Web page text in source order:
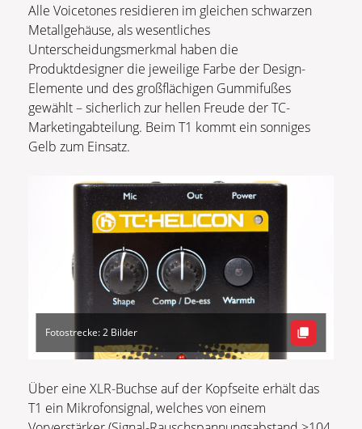
Alle Voicetones residieren im gleichen schwarzen
Metallgehäuse, als wesentliches
Unterscheidungsmerkmal haben die
Produktdesigner die jeweilige Farbe der Design-
Elemente und des großflächigen Gummifußes
gewählt – sicherlich zur hellen Freude der TC-
Marketingabteilung. Beim T1 kommt ein sonniges
Gelb zum Einsatz.
Fotostrecke: 2 Bilder
Über eine XLR-Buchse auf der Kopfseite erhält das
T1 ein Mikrofonsignal, welches von einem